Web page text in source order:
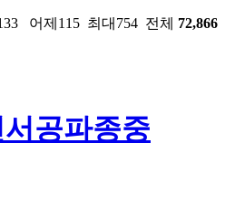
어제115 최대754 전체 72,866